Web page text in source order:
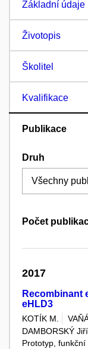
Základní údaje
Životopis
Školitel
Kvalifikace
Publikace
Druh
Počet
2017
Recombinant
eHLD3
KOTÍK M.
DAMBORSKÝ Jiří
Prototyp, funkční